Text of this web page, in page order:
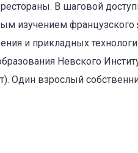
рестораны. В шаговой
изучением
и прикладных
Невского
Один взрослый